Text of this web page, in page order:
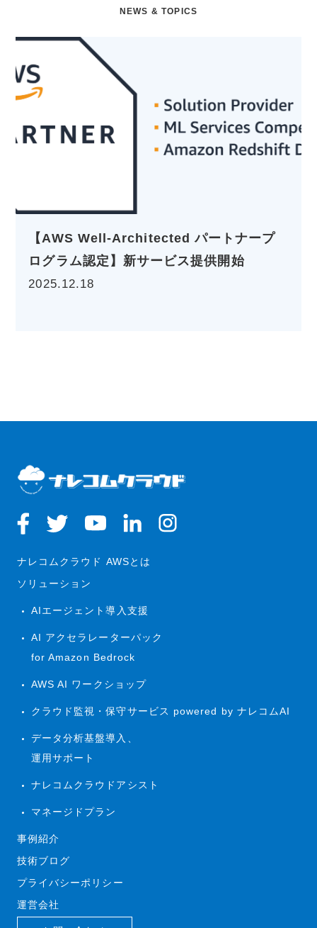
NEWS & TOPICS
ープ
【支援事例】京王電鉄株式会社様、
Databricks によるCDP基盤構築を
ナレコムクラウド AWSとは
ソリューション
AIエージェント導入支援
AI アクセラレーターパック
for Amazon Bedrock
AWS AI ワークショップ
クラウド監視・保守サービス powered by ナレコムAI
データ分析基盤導入、
運用サポート
ナレコムクラウドアシスト
マネージドプラン
事例紹介
技術ブログ
プライバシーポリシー
運営会社